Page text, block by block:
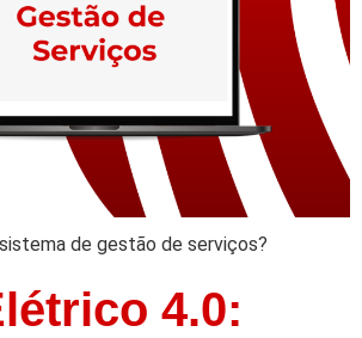
de gestão de serviços?
4.0: